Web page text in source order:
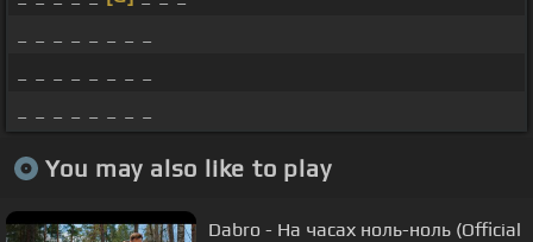
You may also like to play
Dabro - На часах ноль-ноль (Official